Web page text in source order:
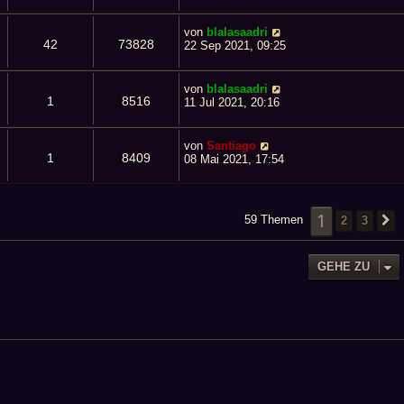
42 73828
von blalasaadri
22 Sep 2021, 09:25
1 8516
von blalasaadri
11 Jul 2021, 20:16
1 8409
von Santiago
08 Mai 2021, 17:54
59 Themen 1 2 3
GEHE ZU